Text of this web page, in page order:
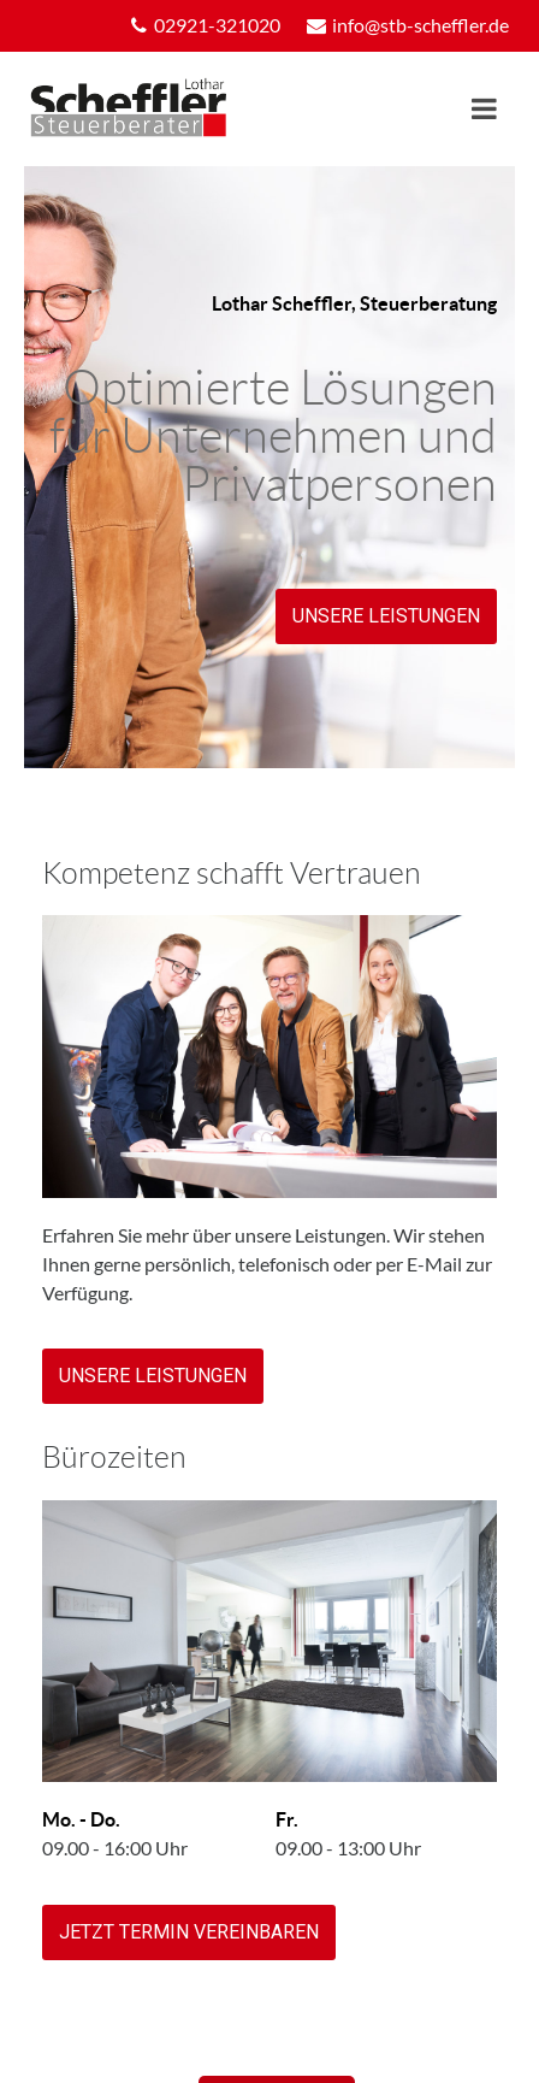
02921-321020 info@stb-scheffler.de
Lothar Scheffler, Steuerberatung
Optimierte Lösungen
für Unternehmen und
Privatpersonen
UNSERE LEISTUNGEN
Kompetenz schafft Vertrauen
Erfahren Sie mehr über unsere Leistungen. Wir stehen
Ihnen gerne persönlich, telefonisch oder per E-Mail zur
Verfügung.
UNSERE LEISTUNGEN
Bürozeiten
Mo. - Do.
09.00 - 16:00 Uhr
Fr.
09.00 - 13:00 Uhr
JETZT TERMIN VEREINBAREN